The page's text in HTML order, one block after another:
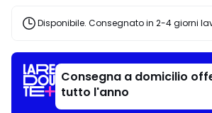
Disponibile. Consegnato in 2-4 giorni
Consegna a domicilio
tutto l'anno